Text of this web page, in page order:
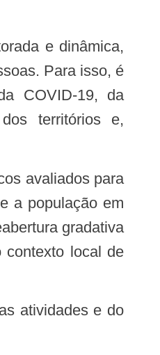
Para isso, é
COVID-19, da
territórios e,
a população em
gradativa
contexto local de